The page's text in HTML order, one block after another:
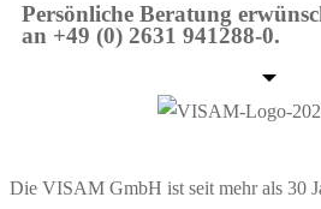
Persönliche Beratung
an +49 (0) 2631 941288-0.
Die VISAM GmbH ist seit mehr als 30